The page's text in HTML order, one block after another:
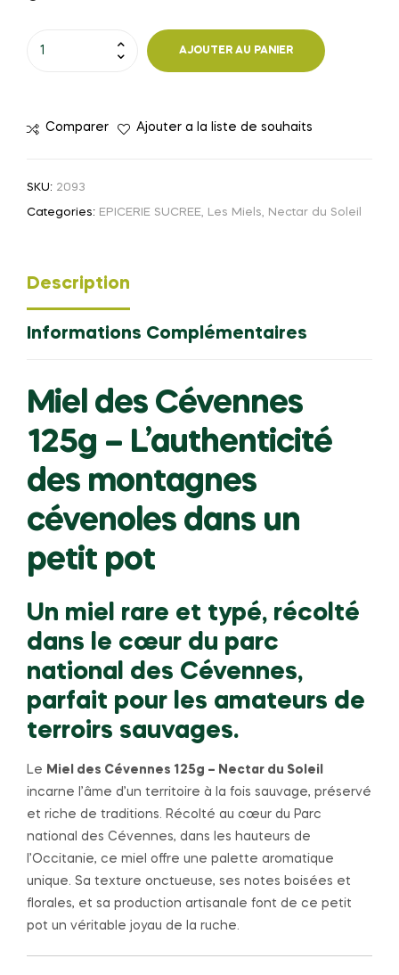
Cévennes
des
dans
un
petit
AJOUTER AU PANIER
Comparer Ajouter a la liste de souhaits
SKU: 2093
Categories: EPICERIE SUCREE, Les Miels, Nectar du Soleil
Description
Informations Complémentaires
Miel des Cévennes
125g – L’authenticité
des montagnes
cévenoles dans un
petit pot
Un miel rare et typé, récolté
dans le cœur du parc
national des Cévennes,
parfait pour les amateurs de
terroirs sauvages.
Le Miel des Cévennes 125g – Nectar du Soleil
incarne l’âme d’un territoire à la fois sauvage, préservé
et riche de traditions. Récolté au cœur du Parc
national des Cévennes, dans les hauteurs de
l’Occitanie, ce miel offre une palette aromatique
unique. Sa texture onctueuse, ses notes boisées et
florales, et sa production artisanale font de ce petit
pot un véritable joyau de la ruche.